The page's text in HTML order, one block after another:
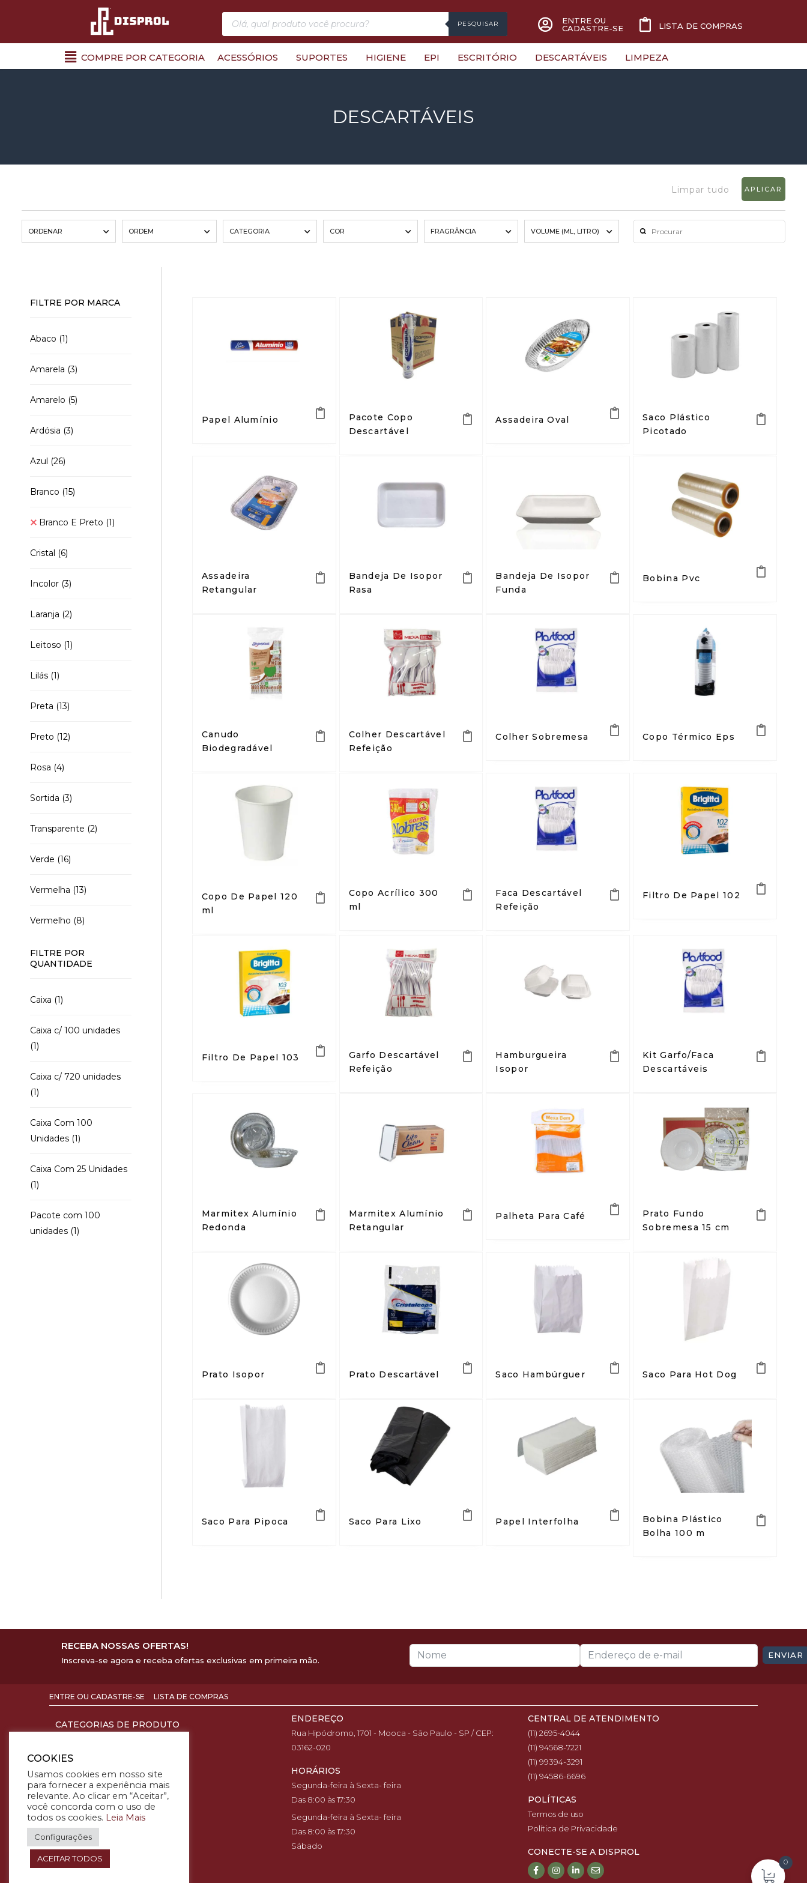
PESQUISAR
ENTRE OU
CADASTRE-SE
LISTA DE COMPRAS
COMPRE POR CATEGORIA ACESSÓRIOS SUPORTES HIGIENE EPI ESCRITÓRIO DESCARTÁVEIS LIMPEZA
DESCARTÁVEIS
Limpar tudo APLICAR
ORDENAR ORDEM CATEGORIA COR FRAGRÂNCIA VOLUME (ML, LITRO)
FILTRE POR MARCA
Abaco (1)
Amarela (3)
Amarelo (5)
Ardósia (3)
Azul (26)
Branco (15)
Branco E Preto (1)
Cristal (6)
Incolor (3)
Laranja (2)
Leitoso (1)
Lilás (1)
Preta (13)
Preto (12)
Rosa (4)
Sortida (3)
Transparente (2)
Verde (16)
Vermelha (13)
Vermelho (8)
FILTRE POR
QUANTIDADE
Caixa (1)
Caixa c/ 100 unidades
(1)
Caixa c/ 720 unidades
(1)
Caixa Com 100
Unidades (1)
Caixa Com 25 Unidades
(1)
Pacote com 100
unidades (1)
Papel Alumínio
Pacote Copo
Descartável
Assadeira Oval
Saco Plástico
Picotado
Assadeira
Retangular
Bandeja De Isopor
Rasa
Bandeja De Isopor
Funda
Bobina Pvc
Canudo
Biodegradável
Colher Descartável
Refeição
Colher Sobremesa Copo Térmico Eps
Copo De Papel 120
ml
Copo Acrílico 300
ml
Faca Descartável
Refeição
Filtro De Papel 102
Filtro De Papel 103
Garfo Descartável
Refeição
Hamburgueira
Isopor
Kit Garfo/Faca
Descartáveis
Marmitex Alumínio
Redonda
Marmitex Alumínio
Retangular
Palheta Para Café
Prato Fundo
Sobremesa 15 cm
Prato Isopor Prato Descartável Saco Hambúrguer Saco Para Hot Dog
Saco Para Pipoca Saco Para Lixo Papel Interfolha
Bobina Plástico
Bolha 100 m
RECEBA NOSSAS OFERTAS!
Inscreva-se agora e receba ofertas exclusivas em primeira mão.
ENVIAR
ENTRE OU CADASTRE-SE LISTA DE COMPRAS
CATEGORIAS DE PRODUTO
Suportes
EPI
Escritório
Descartáveis
INSTITUCIONAL
Sobre Nós
ENDEREÇO
Rua Hipódromo, 1701 - Mooca - São Paulo - SP / CEP:
03162-020
HORÁRIOS
Segunda-feira à Sexta- feira
Das 8:00 às 17:30
Segunda-feira à Sexta- feira
Das 8:00 às 17:30
Sábado
CENTRAL DE ATENDIMENTO
(11) 2695-4044
(11) 94568-7221
(11) 99394-3291
(11) 94586-6696
POLÍTICAS
Termos de uso
Política de Privacidade
CONECTE-SE A DISPROL
COOKIES
Usamos cookies em nosso site
para fornecer a experiência mais
relevante. Ao clicar em “Aceitar”,
você concorda com o uso de
todos os cookies. Leia Mais
Configurações
ACEITAR TODOS 0